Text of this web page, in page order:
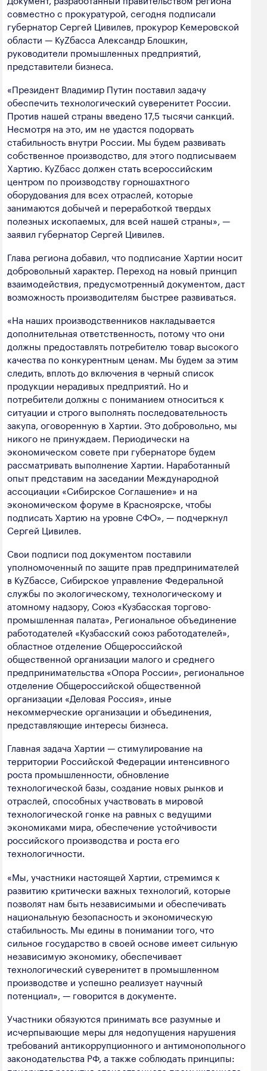
полезных ископаемых
Лёгкая промышленность
Лесная промышленность
Создание сайта — Мэйк
совместно с прокуратурой, сегодня подписали
губернатор Сергей Цивилев, прокурор Кемеровской
области — КуZбасса Александр Блошкин,
руководители промышленных предприятий,
представители бизнеса.
«Президент Владимир Путин поставил задачу
обеспечить технологический суверенитет России.
Против нашей страны введено 17,5 тысячи санкций.
Несмотря на это, им не удастся подорвать
стабильность внутри России. Мы будем развивать
собственное производство, для этого подписываем
Хартию. КуZбасс должен стать всероссийским
центром по производству горношахтного
оборудования для всех отраслей, которые
занимаются добычей и переработкой твердых
полезных ископаемых, для всей нашей страны», —
заявил губернатор Сергей Цивилев.
Глава региона добавил, что подписание Хартии носит
добровольный характер. Переход на новый принцип
взаимодействия, предусмотренный документом, даст
возможность производителям быстрее развиваться.
«На наших производственников накладывается
дополнительная ответственность, потому что они
должны предоставлять потребителю товар высокого
качества по конкурентным ценам. Мы будем за этим
следить, вплоть до включения в черный список
продукции нерадивых предприятий. Но и
потребители должны с пониманием относиться к
ситуации и строго выполнять последовательность
закупа, оговоренную в Хартии. Это добровольно, мы
никого не принуждаем. Периодически на
экономическом совете при губернаторе будем
рассматривать выполнение Хартии. Наработанный
опыт представим на заседании Международной
ассоциации «Сибирское Соглашение» и на
экономическом форуме в Красноярске, чтобы
подписать Хартию на уровне СФО», — подчеркнул
Сергей Цивилев.
Свои подписи под документом поставили
уполномоченный по защите прав предпринимателей
в КуZбассе, Сибирское управление Федеральной
службы по экологическому, технологическому и
атомному надзору, Союз «Кузбасская торгово-
промышленная палата», Региональное объединение
работодателей «Кузбасский союз работодателей»,
областное отделение Общероссийской
общественной организации малого и среднего
предпринимательства «Опора России», региональное
отделение Общероссийской общественной
организации «Деловая Россия», иные
некоммерческие организации и объединения,
представляющие интересы бизнеса.
Главная задача Хартии — стимулирование на
территории Российской Федерации интенсивного
роста промышленности, обновление
технологической базы, создание новых рынков и
отраслей, способных участвовать в мировой
технологической гонке на равных с ведущими
экономиками мира, обеспечение устойчивости
российского производства и роста его
технологичности.
«Мы, участники настоящей Хартии, стремимся к
развитию критически важных технологий, которые
позволят нам быть независимыми и обеспечивать
национальную безопасность и экономическую
стабильность. Мы едины в понимании того, что
сильное государство в своей основе имеет сильную
независимую экономику, обеспечивает
технологический суверенитет в промышленном
производстве и успешно реализует научный
потенциал», — говорится в документе.
Участники обязуются принимать все разумные и
исчерпывающие меры для недопущения нарушения
требований антикоррупционного и антимонопольного
законодательства РФ, а также соблюдать принципы: